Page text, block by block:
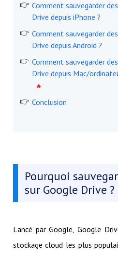
Comment sauvegarder
Drive depuis iPhone ?
Comment sauvegarder
Drive depuis Android ?
Comment sauvegarder
Drive depuis Mac/
Conclusion
Pourquoi
sur Google Drive ?
Lancé par Google, Google
stockage cloud les plus